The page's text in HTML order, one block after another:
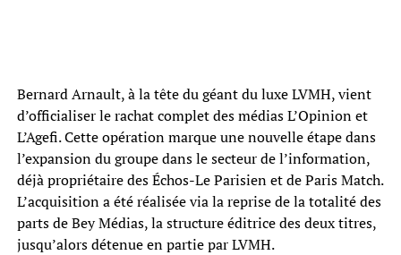
Bernard Arnault, à la tête du géant du luxe LVMH, vient
d’officialiser le rachat complet des médias L’Opinion et
L’Agefi. Cette opération marque une nouvelle étape dans
l’expansion du groupe dans le secteur de l’information,
déjà propriétaire des Échos-Le Parisien et de Paris Match.
L’acquisition a été réalisée via la reprise de la totalité des
parts de Bey Médias, la structure éditrice des deux titres,
jusqu’alors détenue en partie par LVMH.